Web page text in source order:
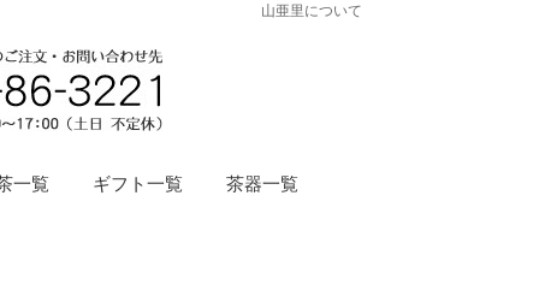
山亜里について
一覧 ギフト一覧 茶器一覧